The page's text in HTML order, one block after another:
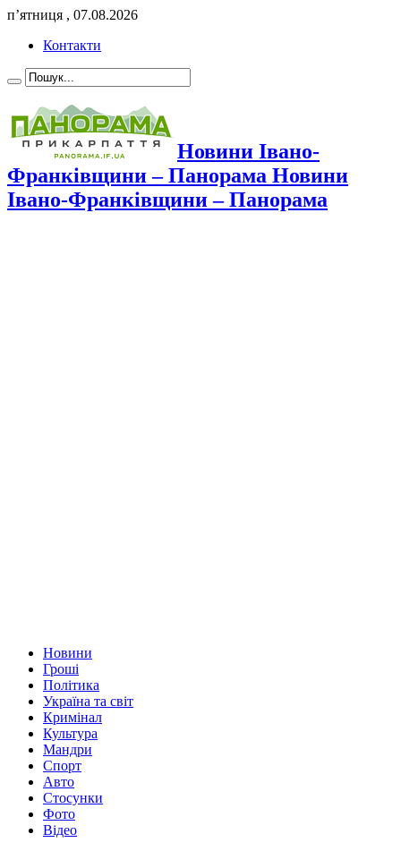
п’ятниця , 07.08.2026
Контакти
Новини Івано-
Франківщини – Панорама Новини
Івано-Франківщини – Панорама
Новини
Гроші
Політика
Україна та світ
Кримінал
Культура
Мандри
Спорт
Авто
Стосунки
Фото
Відео